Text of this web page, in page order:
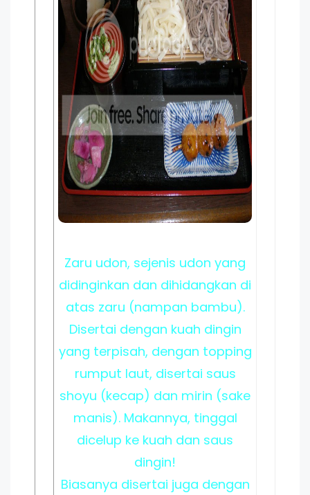
Zaru udon, sejenis udon yang
didinginkan dan dihidangkan di
atas zaru (nampan bambu).
Disertai dengan kuah dingin
yang terpisah, dengan topping
rumput laut, disertai saus
shoyu (kecap) dan mirin (sake
manis). Makannya, tinggal
dicelup ke kuah dan saus
dingin!
Biasanya disertai juga dengan